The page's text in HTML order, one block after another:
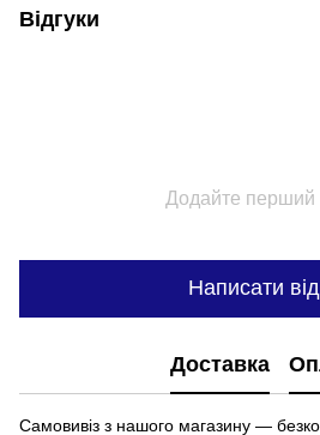
Відгуки
Додайте перший
Написати
Доставка
Самовивіз з нашого магазину —